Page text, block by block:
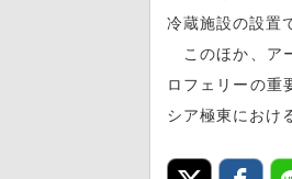
冷蔵施設の設置
このほか、ア
ロフェリーの重
シア極東におけ